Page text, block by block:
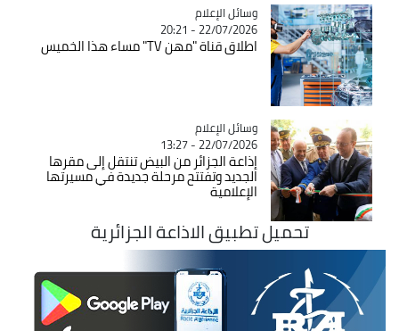
Catégorie
وسائل الإعلام
22/07/2026 - 20:21
اطلاق قناة "مهن TV" مساء هذا الخميس
Catégorie
وسائل الإعلام
22/07/2026 - 13:27
إذاعة الجزائر من البيض تنتقل إلى مقرها
الجديد وتفتتح مرحلة جديدة في مسيرتها
الإعلامية
تحميل تطبيق الاذاعة الجزائرية